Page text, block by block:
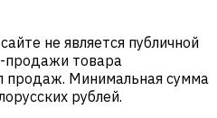
не является публичной
продажи товара
продаж. Минимальная сумма
рублей.